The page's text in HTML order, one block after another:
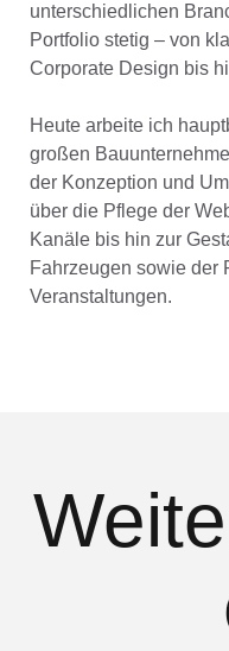
unterschiedlichen
Portfolio stetig – von
Corporate Design bis
Heute arbeite ich
großen
der Konzeption und
über die Pflege der
Kanäle bis hin zur
Fahrzeugen sowie der
Veranstaltungen.